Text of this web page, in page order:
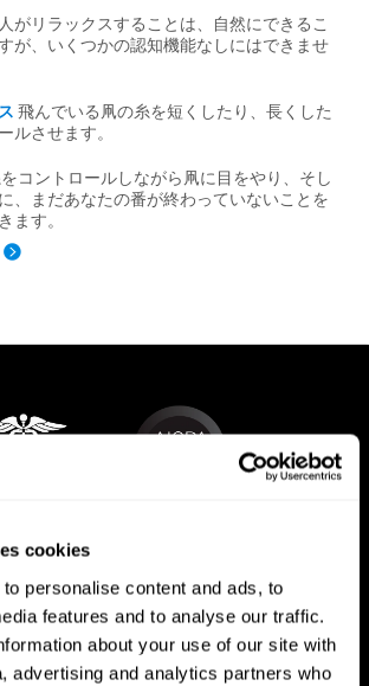
cookies
personalise content and ads, to
features and to analyse our traffic.
about your use of our site with
advertising and analytics partners who
がリラックスすることは、自然にできるこ
が、いくつかの認知機能なしにはできませ
飛んでいる凧の糸を短くしたり、長くした
ルさせます。
コントロールしながら凧に目をやり、そし
、まだあなたの番が終わっていないことを
ます。